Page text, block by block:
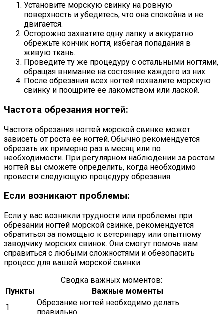
Установите морскую свинку на ровную
поверхность и убедитесь, что она спокойна и не
двигается.
Осторожно захватите одну лапку и аккуратно
обрежьте кончик ногтя, избегая попадания в
живую ткань.
Проведите ту же процедуру с остальными ногтями,
обращая внимание на состояние каждого из них.
После обрезания всех ногтей похвалите морскую
свинку и поощрите ее лакомством или лаской.
Частота обрезания ногтей:
Частота обрезания ногтей морской свинке может
зависеть от роста ее ногтей. Обычно рекомендуется
обрезать их примерно раз в месяц или по
необходимости. При регулярном наблюдении за ростом
ногтей вы сможете определить, когда необходимо
провести следующую процедуру обрезания.
Если возникают проблемы:
Если у вас возникли трудности или проблемы при
обрезании ногтей морской свинке, рекомендуется
обратиться за помощью к ветеринару или опытному
заводчику морских свинок. Они смогут помочь вам
справиться с любыми сложностями и обезопасить
процесс для вашей морской свинки.
Сводка важных моментов:
Пункты
Важные моменты
1
Обрезание ногтей необходимо делать
правильно